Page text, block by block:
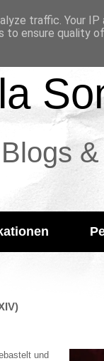
und
traffic. Your IP
ensure quality